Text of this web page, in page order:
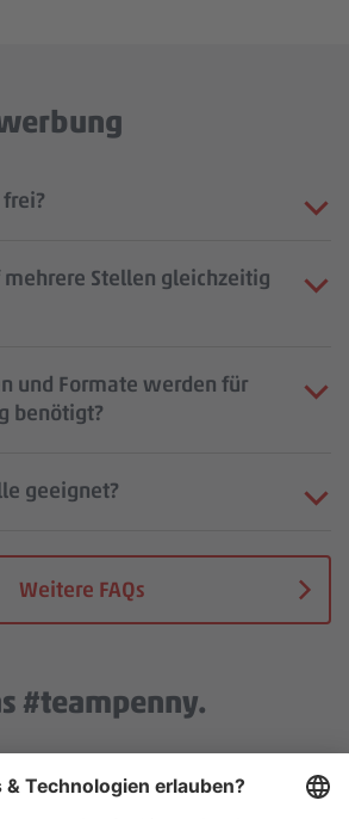
mehrere Stellen gleichzeitig
und Formate werden für
benötigt?
geeignet?
Weitere FAQs
#teampenny.
Service zu laden!